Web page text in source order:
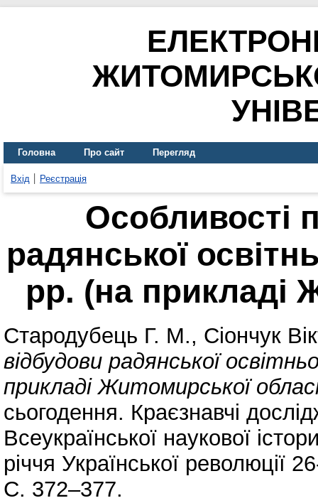
Головна Про сайт Перегляд
Вхід Реєстрація
Особливості
радянської
рр. (на прикладі
Стародубець Г. М., Сіончук
відбудови радянської
прикладі Житомирської
сьогодення. Краєзнавчі
Всеукраїнської наукової
річчя Української революції
С. 372–377.